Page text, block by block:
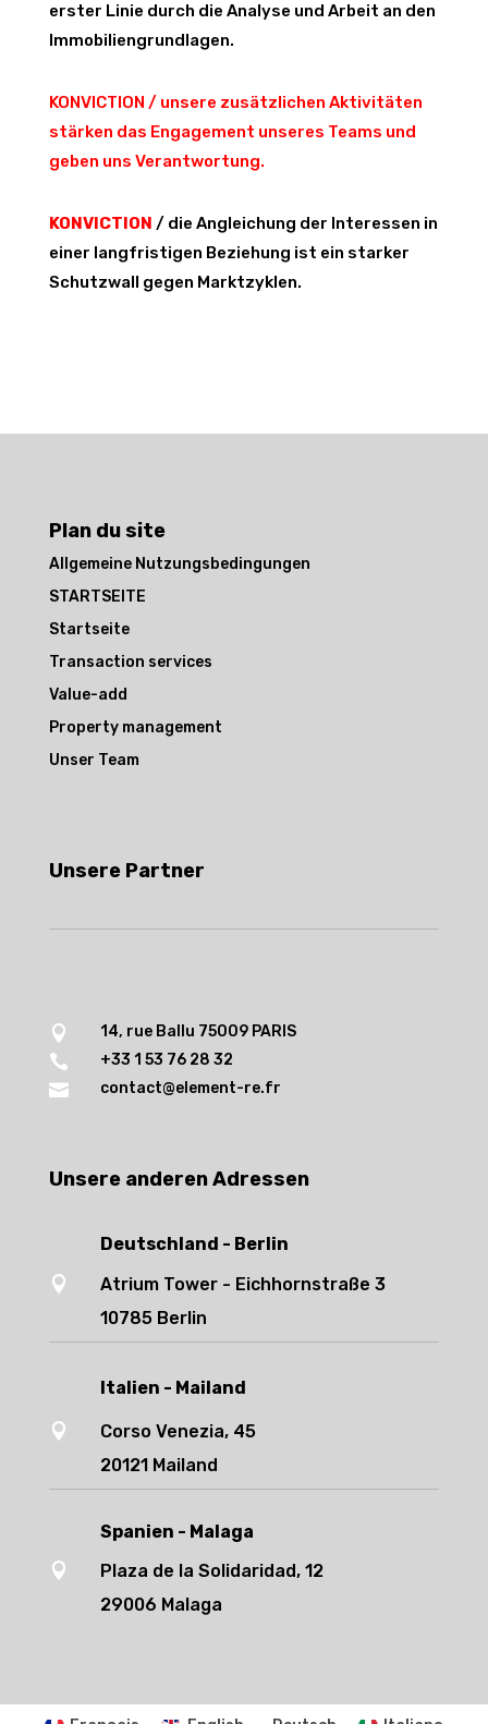
erster Linie durch die Analyse und Arbeit an den
Immobiliengrundlagen.
KONVICTION / unsere zusätzlichen Aktivitäten
stärken das Engagement unseres Teams und
geben uns Verantwortung.
KONVICTION / die Angleichung der Interessen in
einer langfristigen Beziehung ist ein starker
Schutzwall gegen Marktzyklen.
Plan du site
Allgemeine Nutzungsbedingungen
STARTSEITE
Startseite
Transaction services
Value-add
Property management
Unser Team
Unsere Partner
 14, rue Ballu 75009 PARIS
 +33 1 53 76 28 32
 contact@element-re.fr
Unsere anderen Adressen
Deutschland - Berlin

Atrium Tower - Eichhornstraße 3
10785 Berlin
Italien - Mailand

Corso Venezia, 45
20121 Mailand
Spanien - Malaga

Plaza de la Solidaridad, 12
29006 Malaga